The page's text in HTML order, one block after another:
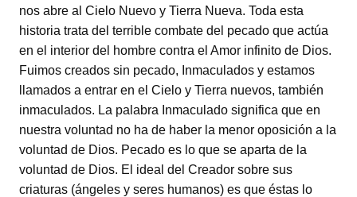
nos abre al Cielo Nuevo y Tierra Nueva. Toda esta
historia trata del terrible combate del pecado que actúa
en el interior del hombre contra el Amor infinito de Dios.
Fuimos creados sin pecado, Inmaculados y estamos
llamados a entrar en el Cielo y Tierra nuevos, también
inmaculados. La palabra Inmaculado significa que en
nuestra voluntad no ha de haber la menor oposición a la
voluntad de Dios. Pecado es lo que se aparta de la
voluntad de Dios. El ideal del Creador sobre sus
criaturas (ángeles y seres humanos) es que éstas lo